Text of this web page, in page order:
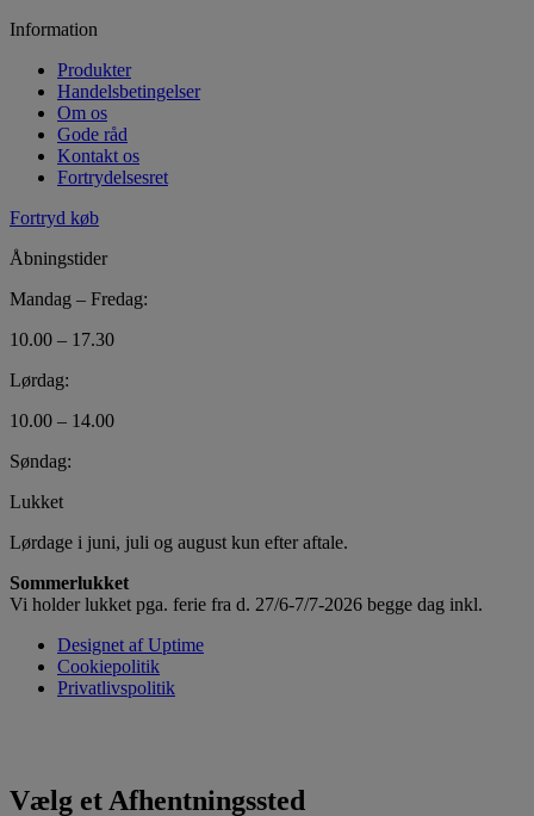
Information
Produkter
Handelsbetingelser
Om os
Gode råd
Kontakt os
Fortrydelsesret
Fortryd køb
Åbningstider
Mandag – Fredag:
10.00 – 17.30
Lørdag:
10.00 – 14.00
Søndag:
Lukket
Lørdage i juni, juli og august kun efter aftale.
Sommerlukket
Vi holder lukket pga. ferie fra d. 27/6-7/7-2026 begge dag inkl.
Designet af Uptime
Cookiepolitik
Privatlivspolitik
Vælg et Afhentningssted